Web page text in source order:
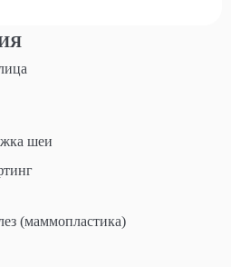
шеи
(маммопластика)